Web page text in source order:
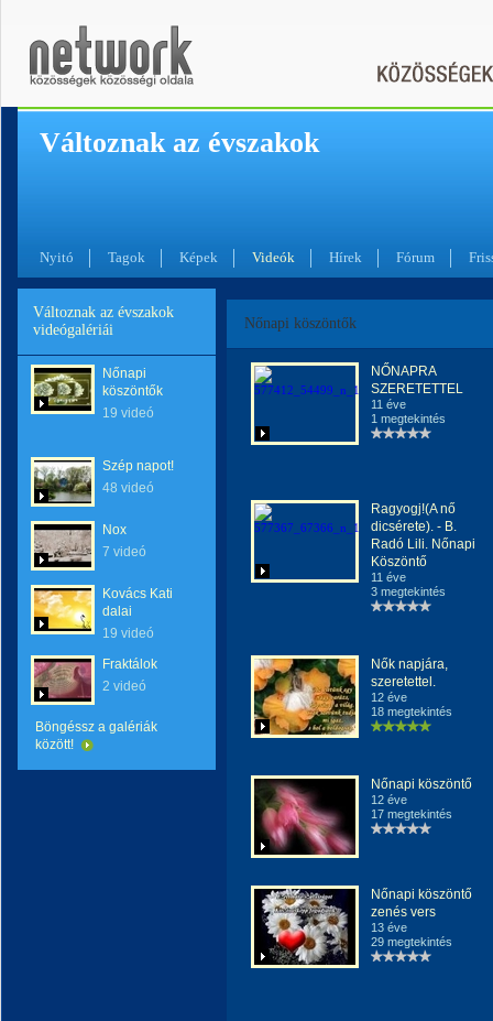
Változnak az évszakok
Nyitó Tagok Képek Videók Hírek Fórum
Változnak az évszakok
videógalériái
Nőnapi
köszöntők
19 videó
Szép napot!
48 videó
Nox
7 videó
Kovács Kati
dalai
19 videó
Fraktálok
2 videó
Böngéssz a galériák
között!
Nőnapi köszöntők
NŐNAPRA
SZERETETTEL
11 éve
1 megtekintés
Ragyogj!(A nő
dicsérete). - B.
Radó Lili. Nőnapi
Köszöntő
11 éve
3 megtekintés
Nők napjára,
szeretettel.
12 éve
18 megtekintés
Nőnapi köszöntő
12 éve
17 megtekintés
Nőnapi köszöntő
zenés vers
13 éve
29 megtekintés